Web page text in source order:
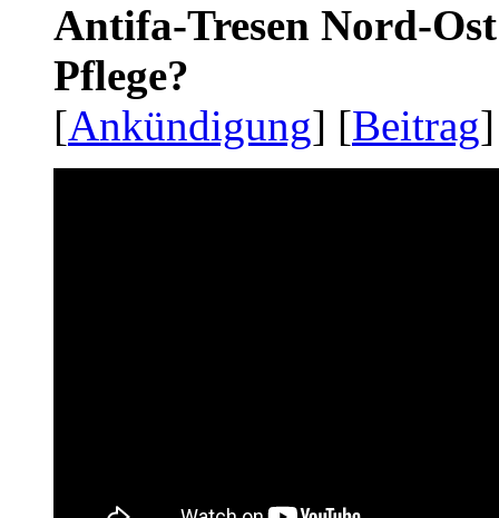
Antifa-Tresen Nord-
Pflege?
[Ankündigung] [Beitrag